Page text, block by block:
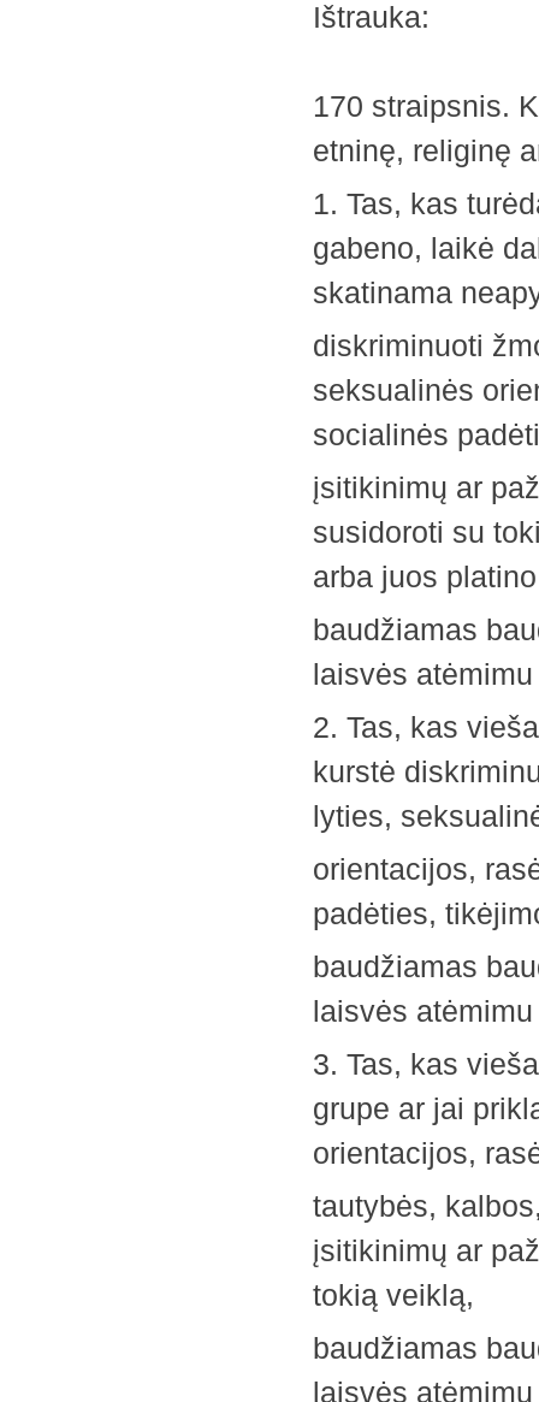
Ištrauka:
170 straipsnis.
etninę, religinę
1. Tas, kas
gabeno, laikė
skatinama
diskriminuoti
seksualinės
socialinės
įsitikinimų ar
susidoroti su
arba juos
baudžiamas
laisvės
2. Tas, kas
kurstė
lyties,
orientacijos,
padėties,
baudžiamas
laisvės
3. Tas, kas
grupe ar jai
orientacijos,
tautybės,
įsitikinimų ar
tokią veiklą,
baudžiamas
laisvės